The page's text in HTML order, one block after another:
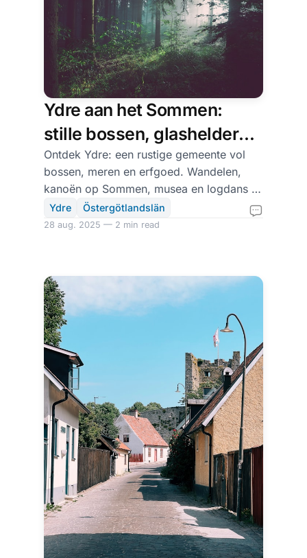
Ydre aan het Sommen:
stille bossen, glashelder
water
Ontdek Ydre: een rustige gemeente vol
bossen, meren en erfgoed. Wandelen,
kanoën op Sommen, musea en logdans in
Rydsnäs.
Ydre Östergötlandslän
28 aug. 2025 — 2 min read